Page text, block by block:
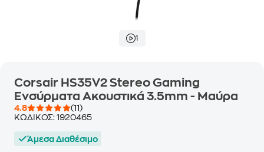
1
Corsair HS35V2 Stereo Gaming
Ενσύρματα Ακουστικά 3.5mm - Μαύρα
4.8
(11)
ΚΩΔΙΚΟΣ: 1920465
Άμεσα Διαθέσιμο